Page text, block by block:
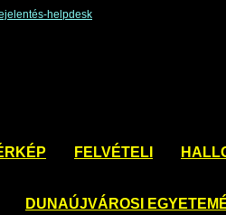
helpdesk
FELVÉTELI
DUNAÚJVÁROSI